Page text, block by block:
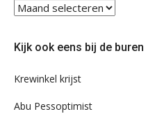
Blader
ons
Kijk ook eens bij de buren
Krewinkel krijst
Abu Pessoptimist